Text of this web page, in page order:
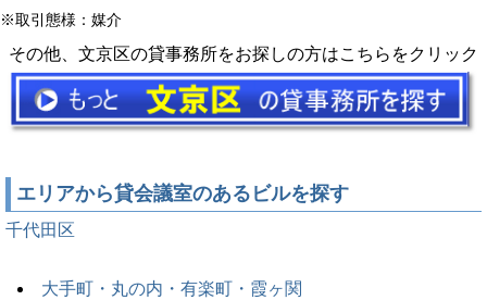
※取引態様：媒介
その他、文京区の貸事務所をお探しの方はこちらをクリック
エリアから貸会議室のあるビルを探す
千代田区
大手町・丸の内・有楽町・霞ヶ関